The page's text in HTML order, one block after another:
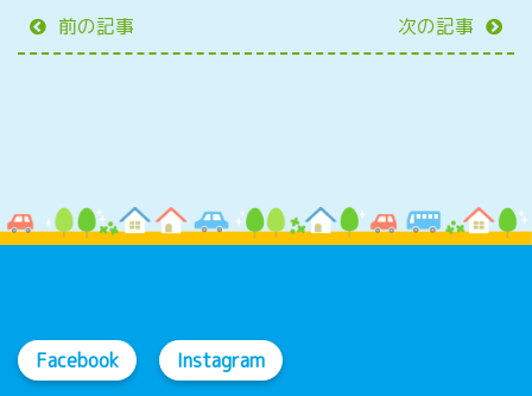
前の記事 次の記事
Facebook Instagram